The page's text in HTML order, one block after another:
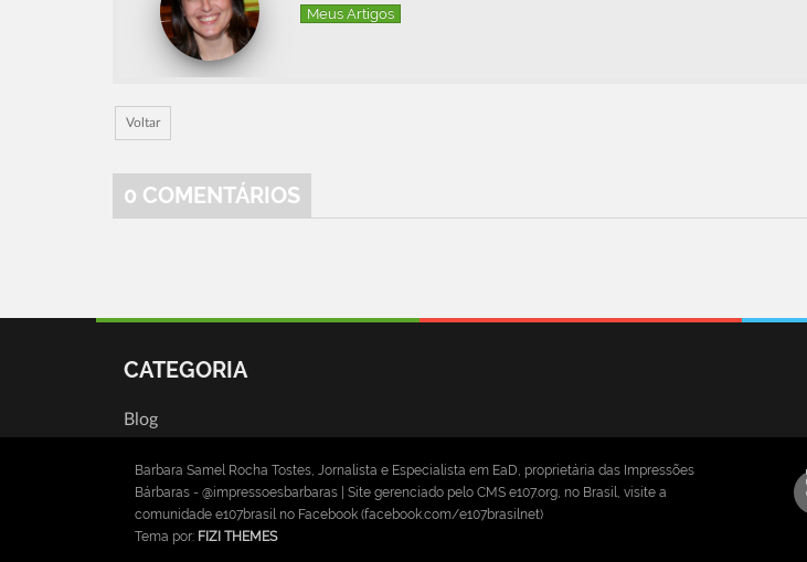
Meus Artigos
Voltar
0 COMENTÁRIOS
CATEGORIA
Blog
Barbara Samel Rocha Tostes, Jornalista e Especialista em EaD, proprietária das Impressões
Bárbaras - @impressoesbarbaras | Site gerenciado pelo CMS e107.org, no Brasil, visite a
comunidade e107brasil no Facebook (facebook.com/e107brasilnet)
Tema por: FIZI THEMES